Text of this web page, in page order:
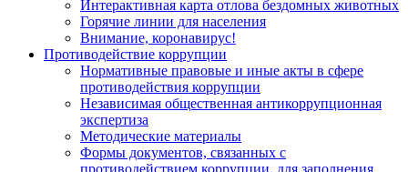
Интерактивная карта отлова бездомных животных
Горячие линии для населения
Внимание, коронавирус!
Противодействие коррупции
Нормативные правовые и иные акты в сфере
противодействия коррупции
Независимая общественная антикоррупционная
экспертиза
Методические материалы
Формы документов, связанных с
противодействием коррупции, для заполнения